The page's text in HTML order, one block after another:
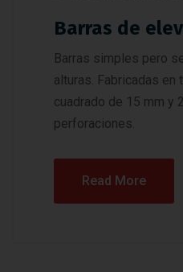
Barras de
Barras simples pero
alturas. Fabricadas en
cuadrado de 15 mm y
perforaciones.
Read More